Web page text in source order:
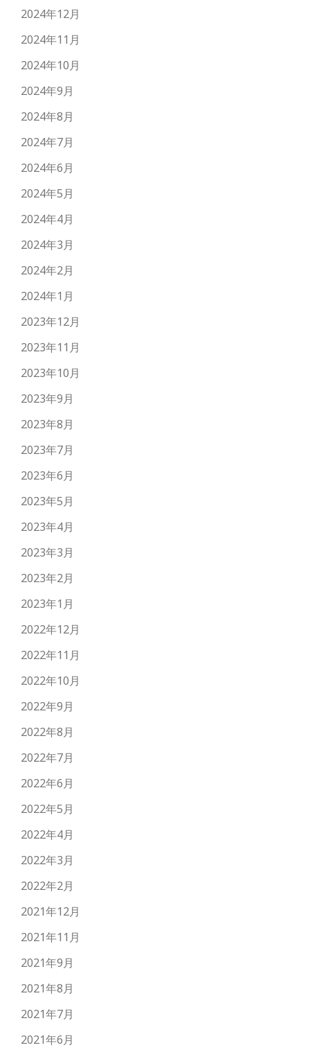
2024年12月
2024年11月
2024年10月
2024年9月
2024年8月
2024年7月
2024年6月
2024年5月
2024年4月
2024年3月
2024年2月
2024年1月
2023年12月
2023年11月
2023年10月
2023年9月
2023年8月
2023年7月
2023年6月
2023年5月
2023年4月
2023年3月
2023年2月
2023年1月
2022年12月
2022年11月
2022年10月
2022年9月
2022年8月
2022年7月
2022年6月
2022年5月
2022年4月
2022年3月
2022年2月
2021年12月
2021年11月
2021年9月
2021年8月
2021年7月
2021年6月